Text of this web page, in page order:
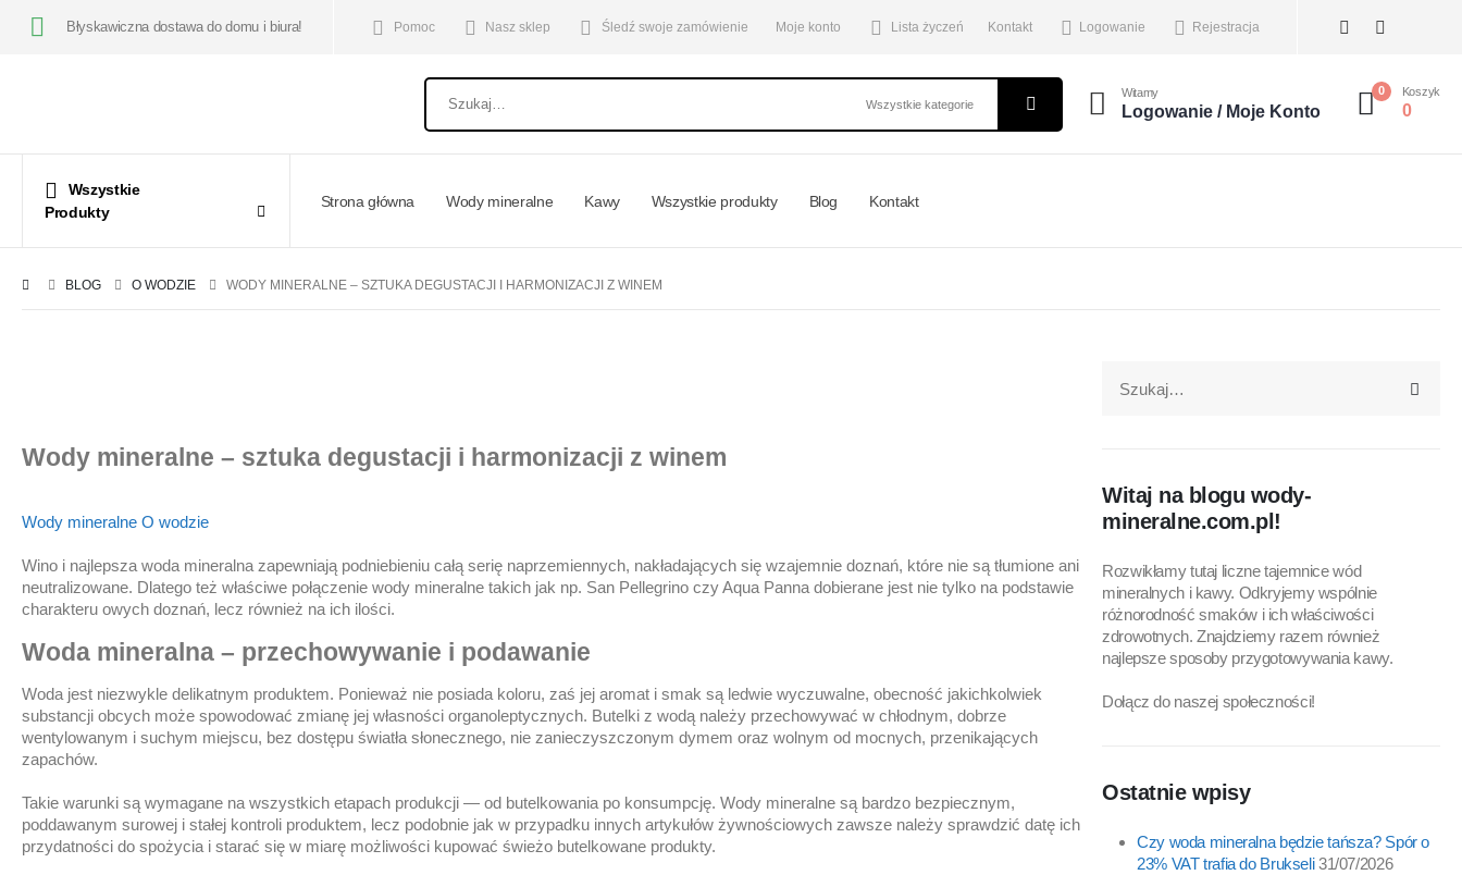
Błyskawiczna dostawa do domu i biura! Pomoc Nasz sklep Śledź swoje zamówienie Moje konto Lista życzeń Kontakt Logowanie Rejestracja
Witamy
Logowanie / Moje Konto
0 Koszyk
0
Wszystkie
Produkty
Strona główna Wody mineralne Kawy Wszystkie produkty Blog Kontakt
BLOG O WODZIE WODY MINERALNE – SZTUKA DEGUSTACJI I HARMONIZACJI Z WINEM
Wody mineralne – sztuka degustacji i harmonizacji z winem
Wody mineralne O wodzie
Wino i najlepsza woda mineralna zapewniają podniebieniu całą serię naprzemiennych, nakładających się wzajemnie doznań, które nie są tłumione ani
neutralizowane. Dlatego też właściwe połączenie wody mineralne takich jak np. San Pellegrino czy Aqua Panna dobierane jest nie tylko na podstawie
charakteru owych doznań, lecz również na ich ilości.
Woda mineralna – przechowywanie i podawanie
Woda jest niezwykle delikatnym produktem. Ponieważ nie posiada koloru, zaś jej aromat i smak są ledwie wyczuwalne, obecność jakichkolwiek
substancji obcych może spowodować zmianę jej własności organoleptycznych. Butelki z wodą należy przechowywać w chłodnym, dobrze
wentylowanym i suchym miejscu, bez dostępu światła słonecznego, nie zanieczyszczonym dymem oraz wolnym od mocnych, przenikających
zapachów.
Takie warunki są wymagane na wszystkich etapach produkcji — od butelkowania po konsumpcję. Wody mineralne są bardzo bezpiecznym,
poddawanym surowej i stałej kontroli produktem, lecz podobnie jak w przypadku innych artykułów żywnościowych zawsze należy sprawdzić datę ich
przydatności do spożycia i starać się w miarę możliwości kupować świeżo butelkowane produkty.
Witaj na blogu wody-
mineralne.com.pl!
Rozwikłamy tutaj liczne tajemnice wód
mineralnych i kawy. Odkryjemy wspólnie
różnorodność smaków i ich właściwości
zdrowotnych. Znajdziemy razem również
najlepsze sposoby przygotowywania kawy.
Dołącz do naszej społeczności!
Ostatnie wpisy
Czy woda mineralna będzie tańsza? Spór o
23% VAT trafia do Brukseli 31/07/2026